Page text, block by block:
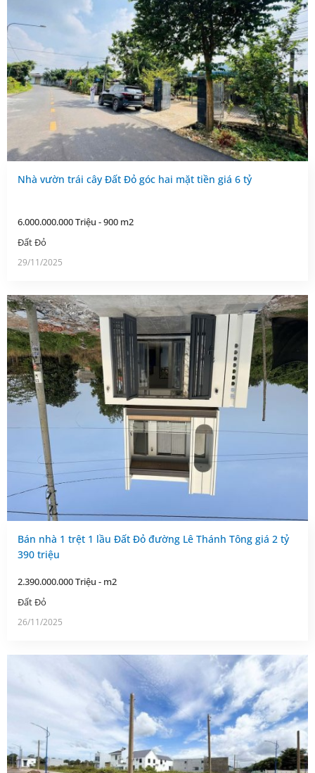
Nhà vườn trái cây Đất Đỏ góc hai mặt tiền giá 6 tỷ
6.000.000.000 Triệu - 900 m2
Đất Đỏ
29/11/2025
Bán nhà 1 trệt 1 lầu Đất Đỏ đường Lê Thánh Tông giá 2 tỷ
390 triệu
2.390.000.000 Triệu - m2
Đất Đỏ
26/11/2025